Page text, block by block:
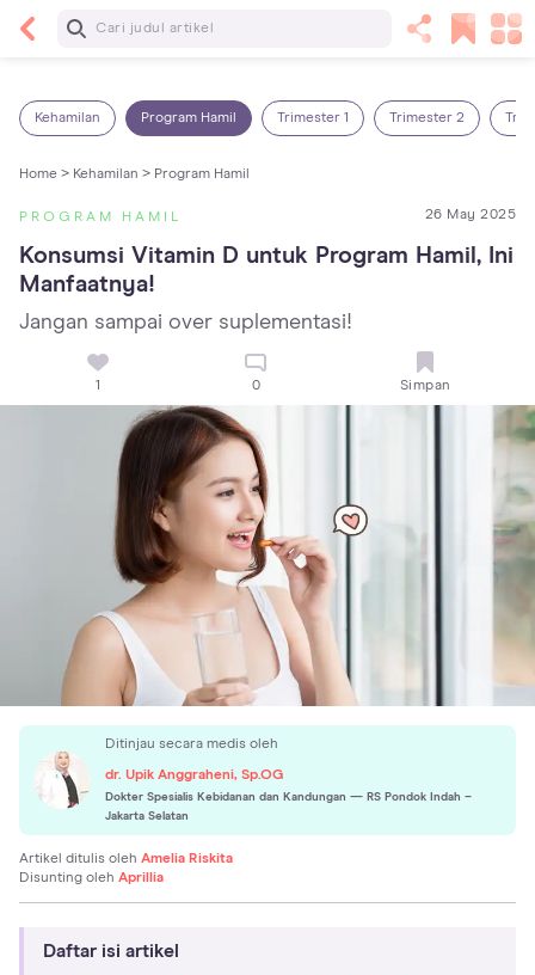
Baca Selanjutnya
Kehamilan Program Hamil Trimester 1 Trimester 2
Home > Kehamilan > Program Hamil
PROGRAM HAMIL 26 May 2025
Konsumsi Vitamin D untuk Program Hamil, Ini
Manfaatnya!
Jangan sampai over suplementasi!
1 0 Simpan
Ditinjau secara medis oleh
dr. Upik Anggraheni, Sp.OG
Dokter Spesialis Kebidanan dan Kandungan — RS Pondok Indah –
Jakarta Selatan
Artikel ditulis oleh Amelia Riskita
Disunting oleh Aprillia
Daftar isi artikel